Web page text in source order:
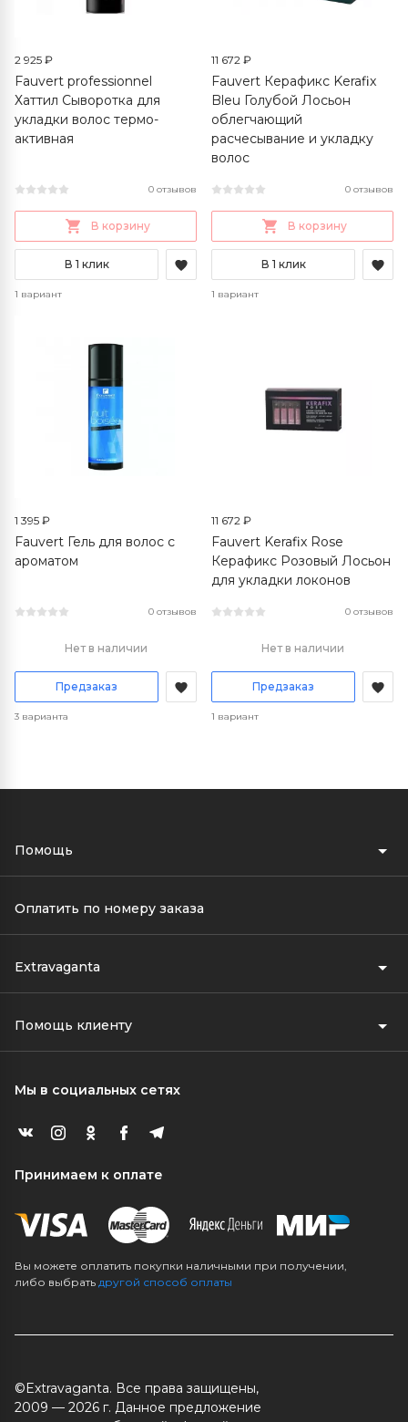
2 925 ₽
Fauvert professionnel
Хаттил Сыворотка для
укладки волос термо-
активная
0 отзывов
В корзину
В 1 клик
1 вариант
11 672 ₽
Fauvert Керафикс Kerafix
Bleu Голубой Лосьон
облегчающий
расчесывание и укладку
волос
0 отзывов
В корзину
В 1 клик
1 вариант
1 395 ₽
Fauvert Гель для волос с
ароматом
0 отзывов
Нет в наличии
Предзаказ
3 варианта
11 672 ₽
Fauvert Kerafix Rose
Керафикс Розовый Лосьон
для укладки локонов
0 отзывов
Нет в наличии
Предзаказ
1 вариант
Помощь
Оплатить по номеру заказа
Extravaganta
Помощь клиенту
Мы в социальных сетях
Принимаем к оплате
Вы можете оплатить покупки наличными при получении,
либо выбрать другой способ оплаты
©Extravaganta. Все права защищены,
2009 — 2026 г. Данное предложение